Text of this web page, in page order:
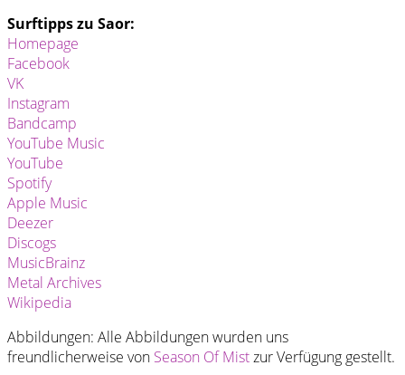
Surftipps zu Saor:
Homepage
Facebook
VK
Instagram
Bandcamp
YouTube Music
YouTube
Spotify
Apple Music
Deezer
Discogs
MusicBrainz
Metal Archives
Wikipedia
Abbildungen: Alle Abbildungen wurden uns
freundlicherweise von Season Of Mistzur Verfügung gestellt.